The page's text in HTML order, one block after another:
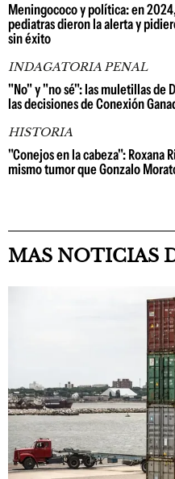
Meningococo y política: en
pediatras dieron la alerta y
sin éxito
INDAGATORIA PENAL
"No" y "no sé": las muletillas de
las decisiones de Conexión
HISTORIA
"Conejos en la cabeza": Roxana
mismo tumor que Gonzalo
MAS NOTICIAS